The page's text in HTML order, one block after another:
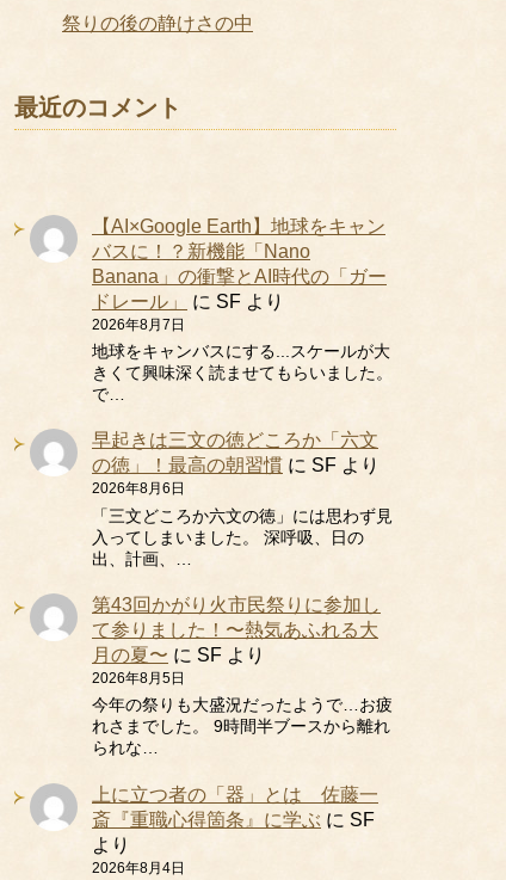
祭りの後の静けさの中
最近のコメント
【AI×Google Earth】地球をキャン
バスに！？新機能「Nano
Banana」の衝撃とAI時代の「ガー
ドレール」
に SF より
2026年8月7日
地球をキャンバスにする...スケールが大
きくて興味深く読ませてもらいました。
で…
早起きは三文の徳どころか「六文
の徳」！最高の朝習慣 に SF より
2026年8月6日
「三文どころか六文の徳」には思わず見
入ってしまいました。 深呼吸、日の
出、計画、…
第43回かがり火市民祭りに参加し
て参りました！〜熱気あふれる大
月の夏〜 に SF より
2026年8月5日
今年の祭りも大盛況だったようで…お疲
れさまでした。 9時間半ブースから離れ
られな…
上に立つ者の「器」とは 佐藤一
斎『重職心得箇条』に学ぶ に SF
より
2026年8月4日